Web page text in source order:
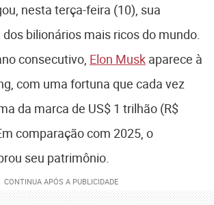
nesta terça-feira (10), sua
bilionários mais ricos do mundo.
consecutivo, Elon Musk aparece à
com uma fortuna que cada vez
da marca de US$ 1 trilhão (R$
comparação com 2025, o
seu patrimônio.